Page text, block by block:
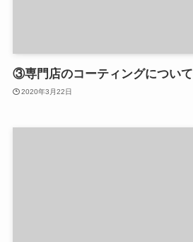
③専門店のコーティングについて
2020年3月22日